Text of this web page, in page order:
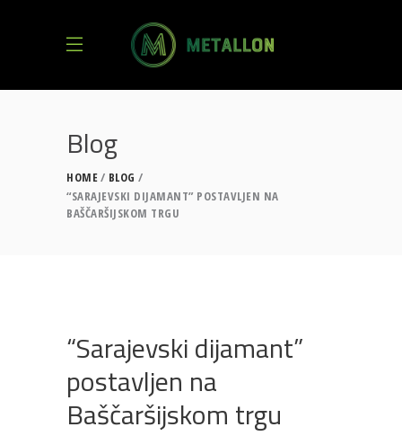
Blog
HOME
BLOG
“SARAJEVSKI DIJAMANT” POSTAVLJEN NA
BAŠČARŠIJSKOM TRGU
“Sarajevski dijamant”
postavljen na
Baščaršijskom trgu